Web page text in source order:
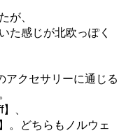
が、
感じが北欧っぽく
クセサリーに通じる
、
どちらもノルウェ